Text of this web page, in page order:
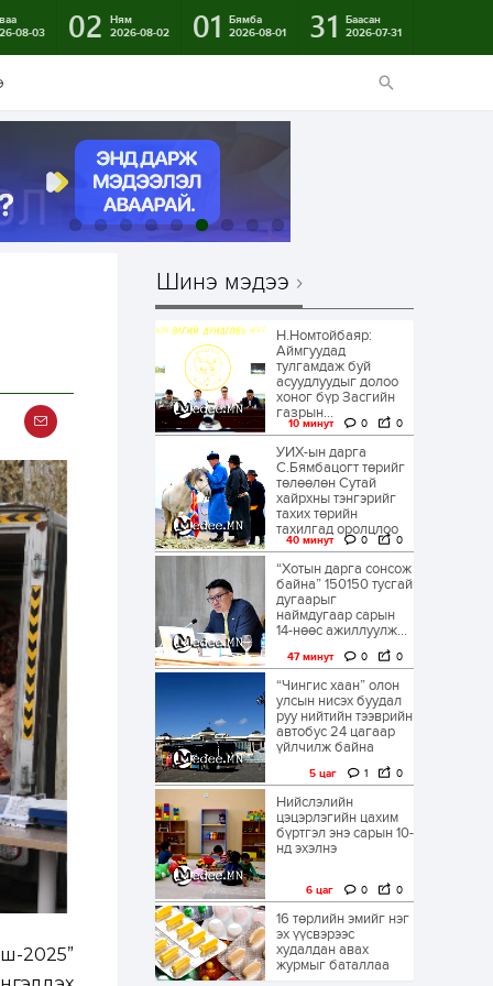
08-03
02
Ням
2026-08-02
01
Бямба
2026-08-01
31
Баасан
2026-07-31
2025”
Шинэ мэдээ
Н.Номтойбаяр:
Аймгуудад
тулгамдаж буй
асуудлуудыг долоо
хоног бүр Засгийн
газрын...
10 минут 0 0
УИХ-ын дарга
С.Бямбацогт төрийг
төлөөлөн Сутай
хайрхны тэнгэрийг
тахих төрийн
тахилгад оролцлоо
40 минут 0 0
“Хотын дарга сонсож
байна” 150150 тусгай
дугаарыг
наймдугаар сарын
14-нөөс ажиллуулж...
47 минут 0 0
“Чингис хаан” олон
улсын нисэх буудал
руу нийтийн тээврийн
автобус 24 цагаар
үйлчилж байна
5 цаг 1 0
Нийслэлийн
цэцэрлэгийн цахим
бүртгэл энэ сарын 10-
нд эхэлнэ
6 цаг 0 0
16 төрлийн эмийг нэг
эх үүсвэрээс
худалдан авах
журмыг баталлаа